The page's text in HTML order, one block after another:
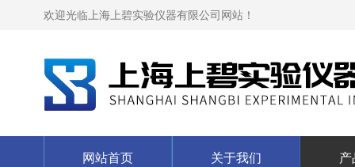
欢迎光临上海上碧实验仪器有限公司网站！
网站首页 关于我们 产